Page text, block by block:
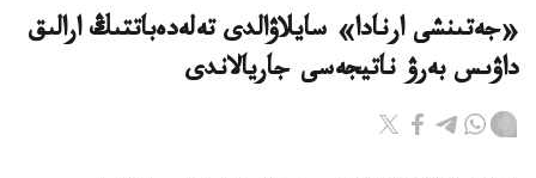
«جەتىنشى ارنادا» سايلاۋالدى تەلەدەباتتىڭ ارالىق
داۋىس بەرۋ ناتيجەسى جاريالاندى